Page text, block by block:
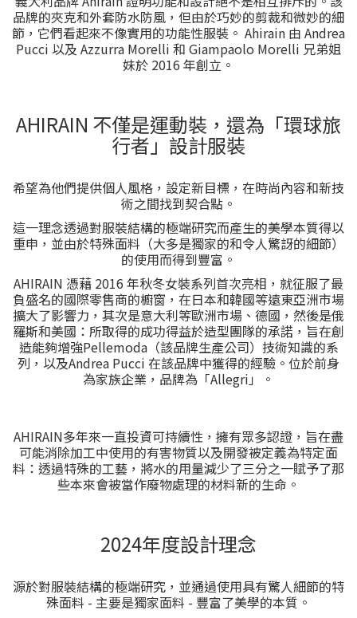
品牌的夾克和外套防水防風，但由於巧妙的剪裁和微妙的細
節，它們看起來不像實用的功能性服裝。 Ahirain 由 Andrea
Pucci 以及 Azzurra Morelli 和 Giampaolo Morelli 兄弟姐
妹於 2016 年創立。
AHIRAIN 不僅是運動裝，還為「環球旅
行者」設計服裝
希望為他們提供個人風格，設定新目標，在時尚內容和新技
術之間找到契合點。
這一理念透過對服裝結構的極端研究而產生的美學本質得以
重申，並由於特殊面料（大多是獨家的和令人驚訝的細節）
的使用而得到豐富。
AHIRAIN 憑藉 2016 年秋冬女裝系列首次亮相，就征服了最
負盛名的國際零售商的櫥窗，在日本和韓國等遠東亞洲市場
擴大了影響力，其次是意大利等歐洲市場、德國，然後是俄
羅斯和美國：所取得的成功得益於造型團隊的承諾，旨在創
造能夠增強Pellemoda（該品牌生產公司）技術知識的系
列，以及Andrea Pucci 在該品牌中獲得的經驗。位於前身
為家族企業，品牌為「Allegri」。
AHIRAIN多年來一直投資可持續性，擁有眾多認證，旨在盡
可能消除加工中使用的有害物質以及開發被定義為特定面
料：透過特殊的工藝，將水的用量減少了三分之一賦予了那
些本來會被當作廢物處理的材料新的生命。
2024年度設計理念
源於對服裝結構的極端研究，並通過使用具有驚人細節的特
殊面料 - 主要是獨家面料 - 豐富了美學的本質。